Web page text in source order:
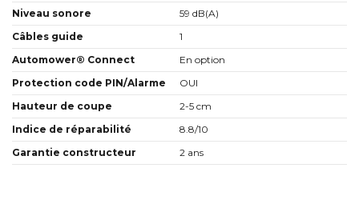
Niveau sonore
59 dB(A)
Câbles guide
1
Automower® Connect
En option
Protection code PIN/Alarme
OUI
Hauteur de coupe
2-5 cm
Indice de réparabilité
8.8/10
Garantie constructeur
2 ans